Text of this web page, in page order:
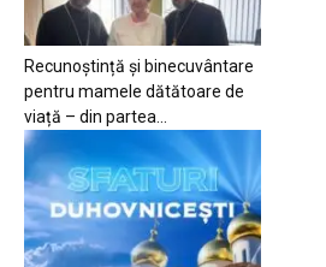
Recunoștință și binecuvântare
pentru mamele dătătoare de
viață – din partea...